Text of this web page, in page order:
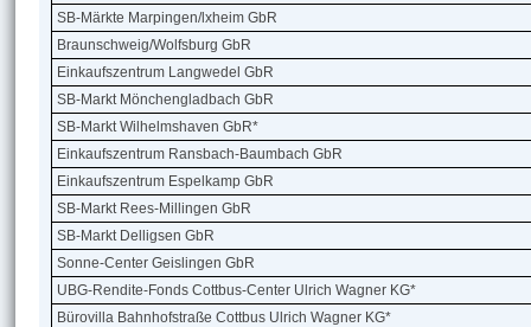
SB-Märkte Marpingen/lxheim GbR
Braunschweig/Wolfsburg GbR
Einkaufszentrum Langwedel GbR
SB-Markt Mönchengladbach GbR
SB-Markt Wilhelmshaven GbR*
Einkaufszentrum Ransbach-Baumbach GbR
Einkaufszentrum Espelkamp GbR
SB-Markt Rees-Millingen GbR
SB-Markt Delligsen GbR
Sonne-Center Geislingen GbR
UBG-Rendite-Fonds Cottbus-Center Ulrich Wagner KG*
Bürovilla Bahnhofstraße Cottbus Ulrich Wagner KG*